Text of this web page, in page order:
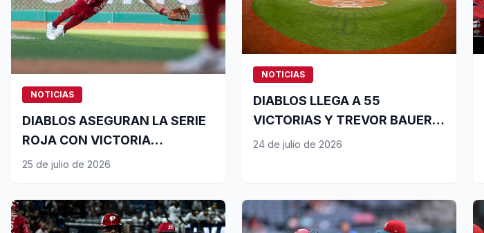
NOTICIAS
DIABLOS ASEGURAN LA SERIE
ROJA CON VICTORIA
SABATINA
25 de julio de 2026
NOTICIAS
DIABLOS LLEGA A 55
VICTORIAS Y TREVOR BAUER
LOGRA SU TERCER TRIUNFO
24 de julio de 2026